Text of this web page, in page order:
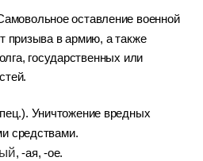
оставление военной
призыва в армию, а также
государственных или
Уничтожение вредных
средствами.
, -ая, -ое.